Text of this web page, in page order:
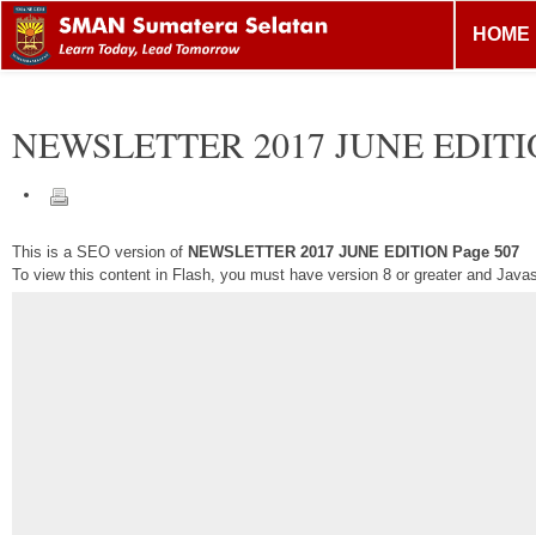
HOME
NEWSLETTER 2017 JUNE
This is a SEO version of NEWSLETTER 2017 JUNE EDITION Page 507
To view this content in Flash, you must have version 8 or greater and